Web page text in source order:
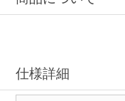
仕様詳細